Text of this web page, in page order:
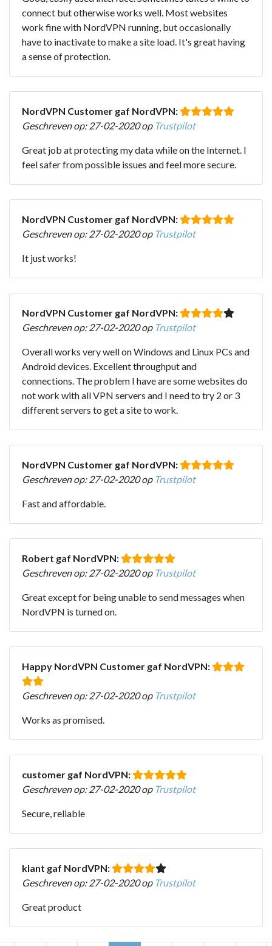
connect but otherwise works well. Most websites
work fine with NordVPN running, but occasionally
have to inactivate to make a site load. It's great having
a sense of protection.
NordVPN Customer gaf NordVPN:
Geschreven op: 27-02-2020 op Trustpilot
Great job at protecting my data while on the Internet. I
feel safer from possible issues and feel more secure.
NordVPN Customer gaf NordVPN:
Geschreven op: 27-02-2020 op Trustpilot
It just works!
NordVPN Customer gaf NordVPN:
Geschreven op: 27-02-2020 op Trustpilot
Overall works very well on Windows and Linux PCs and
Android devices. Excellent throughput and
connections. The problem I have are some websites do
not work with all VPN servers and I need to try 2 or 3
different servers to get a site to work.
NordVPN Customer gaf NordVPN:
Geschreven op: 27-02-2020 op Trustpilot
Fast and affordable.
Robert gaf NordVPN:
Geschreven op: 27-02-2020 op Trustpilot
Great except for being unable to send messages when
NordVPN is turned on.
Happy NordVPN Customer gaf NordVPN:
Geschreven op: 27-02-2020 op Trustpilot
Works as promised.
customer gaf NordVPN:
Geschreven op: 27-02-2020 op Trustpilot
Secure, reliable
klant gaf NordVPN:
Geschreven op: 27-02-2020 op Trustpilot
Great product